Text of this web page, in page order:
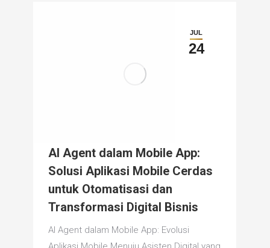
JUL
24
AI Agent dalam Mobile App:
Solusi Aplikasi Mobile Cerdas
untuk Otomatisasi dan
Transformasi Digital Bisnis
AI Agent dalam Mobile App: Evolusi